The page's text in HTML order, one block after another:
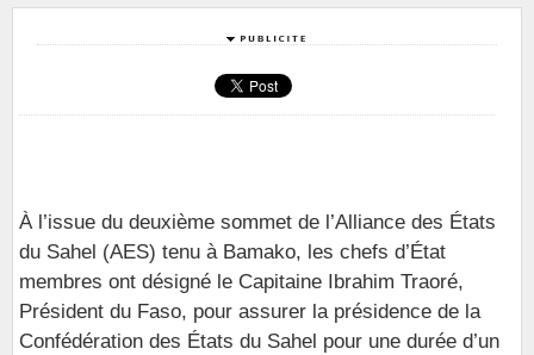
À l’issue du deuxième sommet de l’Alliance des États
du Sahel (AES) tenu à Bamako, les chefs d’État
membres ont désigné le Capitaine Ibrahim Traoré,
Président du Faso, pour assurer la présidence de la
Confédération des États du Sahel pour une durée d’un